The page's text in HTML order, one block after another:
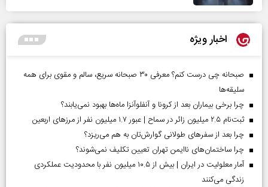
اخبار ویژه
صبحانه چی درست کنم؟ معرفی ۳۰ صبحانه سریع، سالم و مقوی برای همه
سلیقه‌ها
چرا برخی بیماران بعد از کرونا و آنفلوآنزا ماه‌ها بهبود نمی‌یابند؟
ثبت‌نام ۲.۵ میلیون زائر در سماح | عبور ۱.۷ میلیون نفر از مرز‌های اربعین
چرا بعد از سفرهای طولانی گوارش‌تان به هم می‌ریزد؟
چرا ساختمان‌های ناایمن تهران تعیین تکلیف نمی‌شوند؟
آمار معلولیت در ایران | بیش از ۱۰.۵ میلیون نفر با محدودیت عملکردی
زندگی می‌کنند